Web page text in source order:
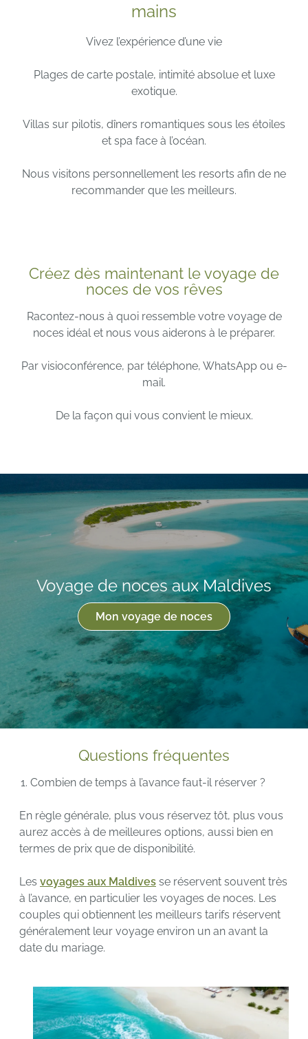
mains
Vivez l’expérience d’une vie
Plages de carte postale, intimité absolue et luxe
exotique.
Villas sur pilotis, dîners romantiques sous les étoiles
et spa face à l’océan.
Nous visitons personnellement les resorts afin de ne
recommander que les meilleurs.
Créez dès maintenant le voyage de
noces de vos rêves
Racontez-nous à quoi ressemble votre voyage de
noces idéal et nous vous aiderons à le préparer.
Par visioconférence, par téléphone, WhatsApp ou e-
mail.
De la façon qui vous convient le mieux.
Voyage de noces aux Maldives
Mon voyage de noces
Questions fréquentes
Combien de temps à l’avance faut-il réserver ?
En règle générale, plus vous réservez tôt, plus vous
aurez accès à de meilleures options, aussi bien en
termes de prix que de disponibilité.
Les voyages aux Maldives se réservent souvent très
à l’avance, en particulier les voyages de noces. Les
couples qui obtiennent les meilleurs tarifs réservent
généralement leur voyage environ un an avant la
date du mariage.